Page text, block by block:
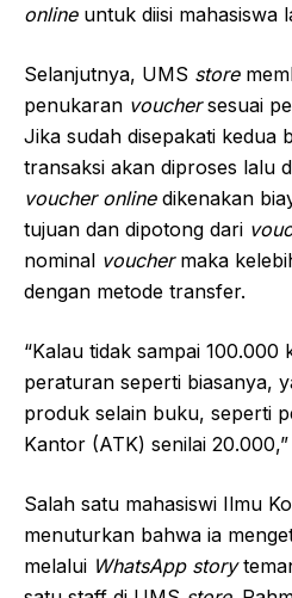
online untuk diisi mahasiswa
Selanjutnya, UMS store
penukaran vouchersesuai
Jika sudah disepakati kedua
transaksi akan diproses lalu
voucher online dikenakan
tujuan dan dipotong dari
nominal voucher maka
dengan metode transfer.
“Kalau tidak sampai 100.000
peraturan seperti biasanya,
produk selain buku, seperti
Kantor (ATK) senilai
Salah satu mahasiswi Ilmu
menuturkan bahwa ia
melalui WhatsApp story